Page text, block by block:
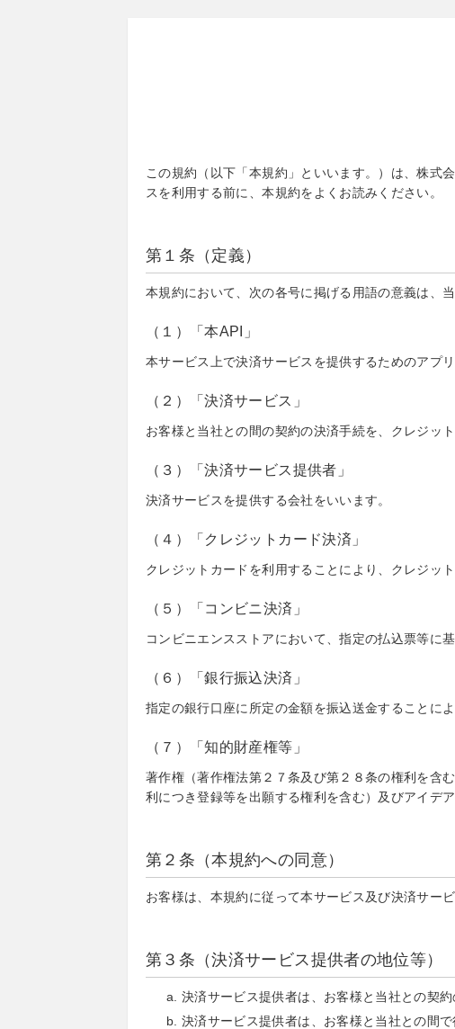
この規約（以下「本規約」といいます。）は、株式
スを利用する前に、本規約をよくお読みください。
第１条（定義）
本規約において、次の各号に掲げる用語の意義は、
（１）「本API」
本サービス上で決済サービスを提供するためのアプ
（２）「決済サービス」
お客様と当社との間の契約の決済手続を、クレジッ
（３）「決済サービス提供者」
決済サービスを提供する会社をいいます。
（４）「クレジットカード決済」
クレジットカードを利用することにより、クレジッ
（５）「コンビニ決済」
コンビニエンスストアにおいて、指定の払込票等に
（６）「銀行振込決済」
指定の銀行口座に所定の金額を振込送金することに
（７）「知的財産権等」
著作権（著作権法第２７条及び第２８条の権利を含
利につき登録等を出願する権利を含む）及びアイデ
第２条（本規約への同意）
お客様は、本規約に従って本サービス及び決済サー
第３条（決済サービス提供者の地位等）
決済サービス提供者は、お客様と当社との契
決済サービス提供者は、お客様と当社との間